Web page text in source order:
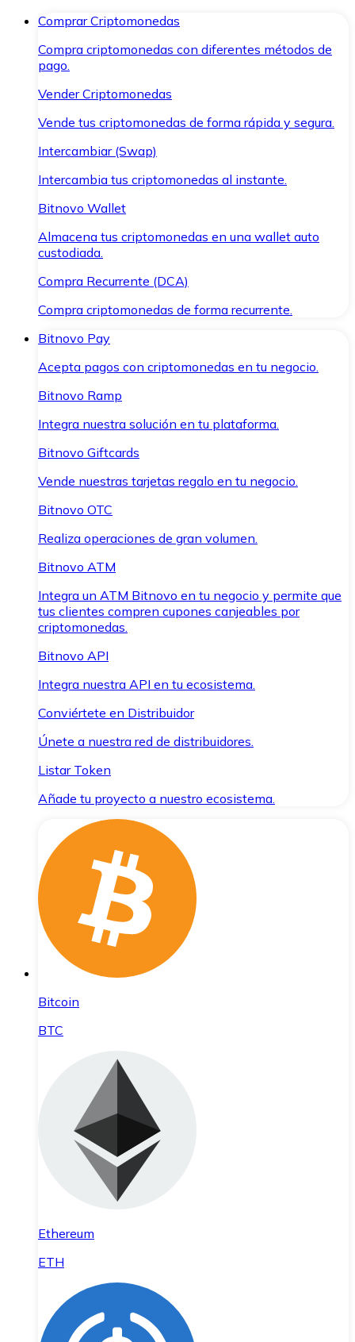
Comprar Criptomonedas
Compra criptomonedas con diferentes métodos de
pago.
Vender Criptomonedas
Vende tus criptomonedas de forma rápida y segura.
Intercambiar (Swap)
Intercambia tus criptomonedas al instante.
Bitnovo Wallet
Almacena tus criptomonedas en una wallet auto
custodiada.
Compra Recurrente (DCA)
Compra criptomonedas de forma recurrente.
Bitnovo Pay
Acepta pagos con criptomonedas en tu negocio.
Bitnovo Ramp
Integra nuestra solución en tu plataforma.
Bitnovo Giftcards
Vende nuestras tarjetas regalo en tu negocio.
Bitnovo OTC
Realiza operaciones de gran volumen.
Bitnovo ATM
Integra un ATM Bitnovo en tu negocio y permite que
tus clientes compren cupones canjeables por
criptomonedas.
Bitnovo API
Integra nuestra API en tu ecosistema.
Conviértete en Distribuidor
Únete a nuestra red de distribuidores.
Listar Token
Añade tu proyecto a nuestro ecosistema.
Bitcoin
BTC
Ethereum
ETH